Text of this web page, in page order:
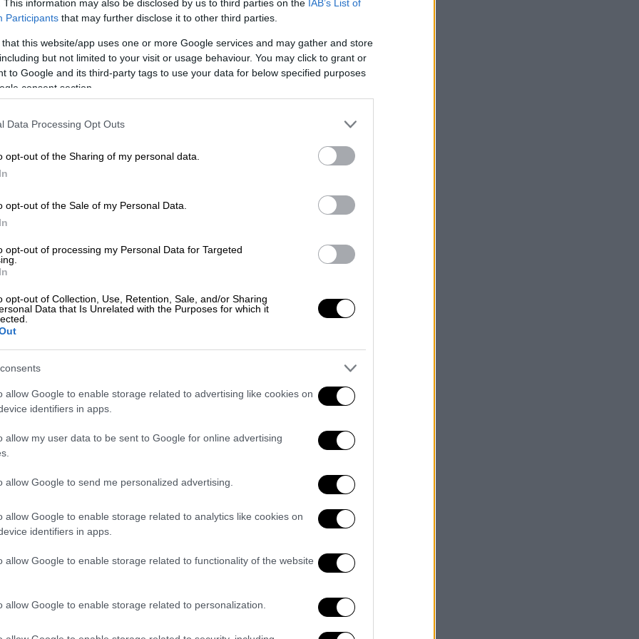
This information may also be disclosed by us to third parties on the IAB’s List of
Participants that may further disclose it to other third parties.
that this website/app uses one or more Google services and may gather and store
but not limited to your visit or usage behaviour. You may click to grant or
to Google and its third-party tags to use your data for below specified purposes
consent section.
Data Processing Opt Outs
opt-out of the Sharing of my personal data.
opt-out of the Sale of my Personal Data.
opt-out of processing my Personal Data for Targeted
opt-out of Collection, Use, Retention, Sale, and/or Sharing
Data that Is Unrelated with the Purposes for which it
allow Google to enable storage related to advertising like cookies on
identifiers in apps.
allow my user data to be sent to Google for online advertising
allow Google to send me personalized advertising.
allow Google to enable storage related to analytics like cookies on
identifiers in apps.
allow Google to enable storage related to functionality of the website
allow Google to enable storage related to personalization.
Κόσμος |09.08.2025 22:51
WSJ: Αυτή είναι η αντιπρόταση
των Ευρωπαίων στο σχέδιο Πούτιν
-Πρώτα κατάπαυση πυρός, μετά
εδαφική συμφωνία στην Ουκρανία
απέναντι στις ρωσικές απαιτήσεις
για αποχώρηση από το Ντονμπάς - Οι
όροι για αμοιβαία ανταλλαγή εδαφών
Αθλητισμός |09.08.2025 22:46
Τσιτσιπά στο τουρνουά του
Σινσινάτι
Μαγεύει η αυγουστιάτικη
πανσέληνος - Θεαματικές εικόνες
από το «Φεγγάρι του Οξύρρυγχου»
σε Σούνιο και Ακρόπολη
Πλήθος κόσμου απολαμβάνει το